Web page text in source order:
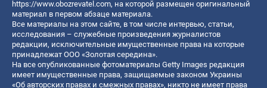
https://www.obozrevatel.com, на которой размещен оригинальный
материал в первом абзаце материала.
Все материалы на этом сайте, в том числе интервью, статьи,
исследования – служебные произведения журналистов
редакции, исключительные имущественные права на которые
принадлежат ООО «Золотая середина».
На все опубликованные фотоматериалы Getty Images редакция
имеет имущественные права, защищаемые законом Украины
«Об авторских правах и смежных правах», никто не имеет права